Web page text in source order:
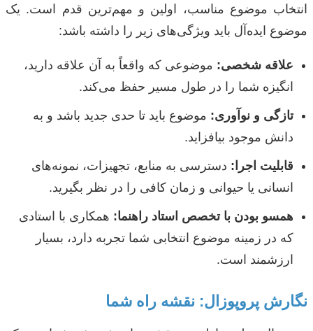
انتخاب موضوع مناسب، اولین و مهم‌ترین قدم است. یک
موضوع ایده‌آل باید ویژگی‌های زیر را داشته باشد:
علاقه شخصی: موضوعی که واقعاً به آن علاقه دارید،
انگیزه شما را در طول مسیر حفظ می‌کند.
تازگی و نوآوری: موضوع باید تا حدی جدید باشد و به
دانش موجود بیافزاید.
قابلیت اجرا: دسترسی به منابع، تجهیزات، نمونه‌های
انسانی یا حیوانی و زمان کافی را در نظر بگیرید.
همسو بودن با تخصص استاد راهنما: همکاری با استادی
که در زمینه موضوع انتخابی شما تجربه دارد، بسیار
ارزشمند است.
نگارش پروپوزال: نقشه راه شما